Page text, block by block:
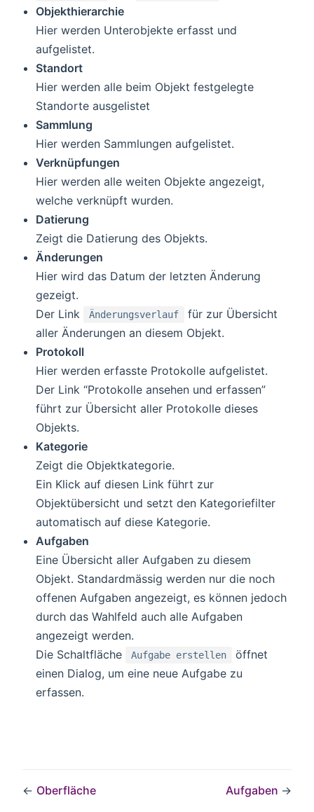
Objekthierarchie
Hier werden Unterobjekte erfasst und
aufgelistet.
Standort
Hier werden alle beim Objekt festgelegte
Standorte ausgelistet
Sammlung
Hier werden Sammlungen aufgelistet.
Verknüpfungen
Hier werden alle weiten Objekte angezeigt,
welche verknüpft wurden.
Datierung
Zeigt die Datierung des Objekts.
Änderungen
Hier wird das Datum der letzten Änderung
gezeigt.
Der Link
Änderungsverlauf
für zur Übersicht
aller Änderungen an diesem Objekt.
Protokoll
Hier werden erfasste Protokolle aufgelistet.
Der Link “Protokolle ansehen und erfassen”
führt zur Übersicht aller Protokolle dieses
Objekts.
Kategorie
Zeigt die Objektkategorie.
Ein Klick auf diesen Link führt zur
Objektübersicht und setzt den Kategoriefilter
automatisch auf diese Kategorie.
Aufgaben
Eine Übersicht aller Aufgaben zu diesem
Objekt. Standardmässig werden nur die noch
offenen Aufgaben angezeigt, es können jedoch
durch das Wahlfeld auch alle Aufgaben
angezeigt werden.
Die Schaltfläche
Aufgabe erstellen
öffnet
einen Dialog, um eine neue Aufgabe zu
erfassen.
← Oberfläche Aufgaben →